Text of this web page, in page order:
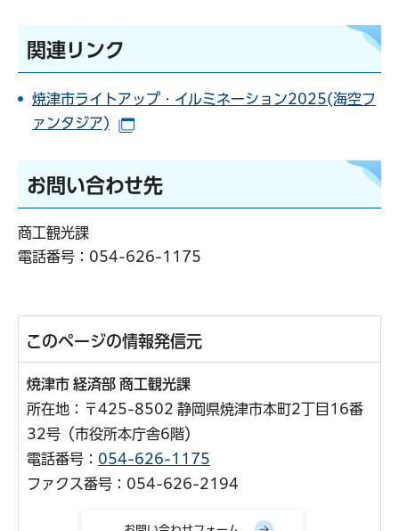
関連リンク
焼津市ライトアップ・イルミネーション2025(海空フ
ァンタジア)
お問い合わせ先
商工観光課
電話番号： 054-626-1175
このページの情報発信元
焼津市 経済部 商工観光課
所在地：〒425-8502 静岡県焼津市本町2丁目16番
32号（市役所本庁舎6階）
電話番号： 054-626-1175
ファクス番号：054-626-2194